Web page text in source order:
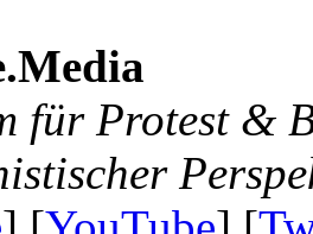
für Protest &